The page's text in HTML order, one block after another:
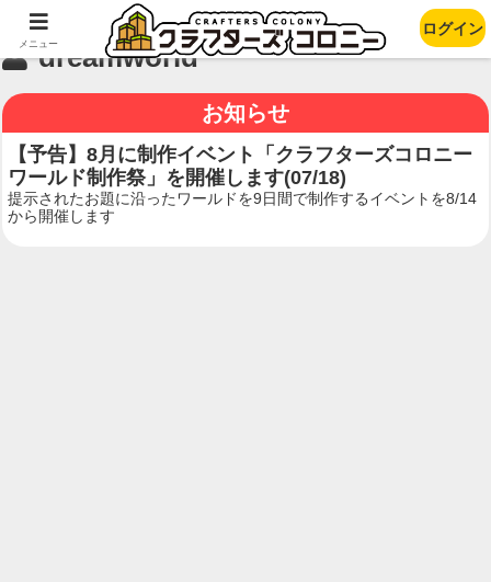
dreamworld
お知らせ
【予告】8月に制作イベント「クラフターズコロニー
ワールド制作祭」を開催します(07/18)
提示されたお題に沿ったワールドを9日間で制作するイベントを8/14
から開催します
メニュー
ログイン